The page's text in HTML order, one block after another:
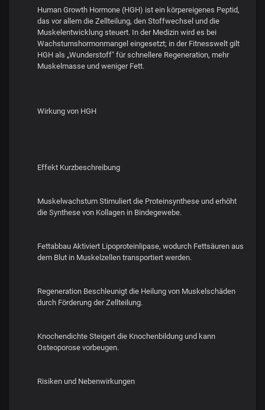
Human Growth Hormone (HGH) ist ein körpereigenes Peptid,
das vor allem die Zellteilung, den Stoffwechsel und die
Muskelentwicklung steuert. In der Medizin wird es bei
Wachstumshormonmangel eingesetzt; in der Fitnesswelt gilt
HGH als „Wunderstoff" für schnellere Regeneration, mehr
Muskelmasse und weniger Fett.
Wirkung von HGH
Effekt Kurzbeschreibung
Muskelwachstum Stimuliert die Proteinsynthese und erhöht
die Synthese von Kollagen in Bindegewebe.
Fettabbau Aktiviert Lipoproteinlipase, wodurch Fettsäuren aus
dem Blut in Muskelzellen transportiert werden.
Regeneration Beschleunigt die Heilung von Muskelschäden
durch Förderung der Zellteilung.
Knochendichte Steigert die Knochenbildung und kann
Osteoporose vorbeugen.
Risiken und Nebenwirkungen